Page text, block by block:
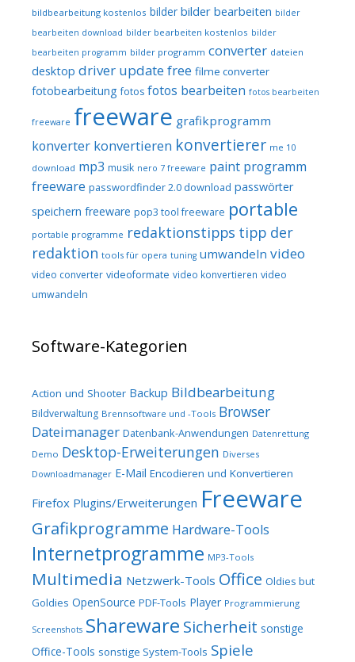
bildbearbeitung kostenlos bilder bilder bearbeiten bilder
bearbeiten download bilder bearbeiten kostenlos bilder
bearbeiten programm bilder programm converter dateien
desktop driver update free filme converter
fotobearbeitung fotos fotos bearbeiten fotos bearbeiten
freeware freeware grafikprogramm
konverter konvertieren konvertierer me 10
download mp3 musik nero 7 freeware paint programm
freeware passwordfinder 2.0 download passwörter
speichern freeware pop3 tool freeware portable
portable programme redaktionstipps tipp der
redaktion tools für opera tuning umwandeln video
video converter videoformate video konvertieren video
umwandeln
Software-Kategorien
Action und Shooter Backup Bildbearbeitung
Bildverwaltung Brennsoftware und -Tools Browser
Dateimanager Datenbank-Anwendungen Datenrettung
Demo Desktop-Erweiterungen Diverses
Downloadmanager E-Mail Encodieren und Konvertieren
Firefox Plugins/Erweiterungen Freeware
Grafikprogramme Hardware-Tools
Internetprogramme MP3-Tools
Multimedia Netzwerk-Tools Office Oldies but
Goldies OpenSource PDF-Tools Player Programmierung
Screenshots Shareware Sicherheit sonstige
Office-Tools sonstige System-Tools Spiele